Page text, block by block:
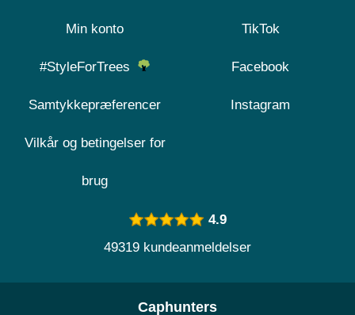
Min konto
#StyleForTrees
Samtykkepræferencer
Vilkår og betingelser for
brug
TikTok
Facebook
Instagram
4.9
49319 kundeanmeldelser
Caphunters